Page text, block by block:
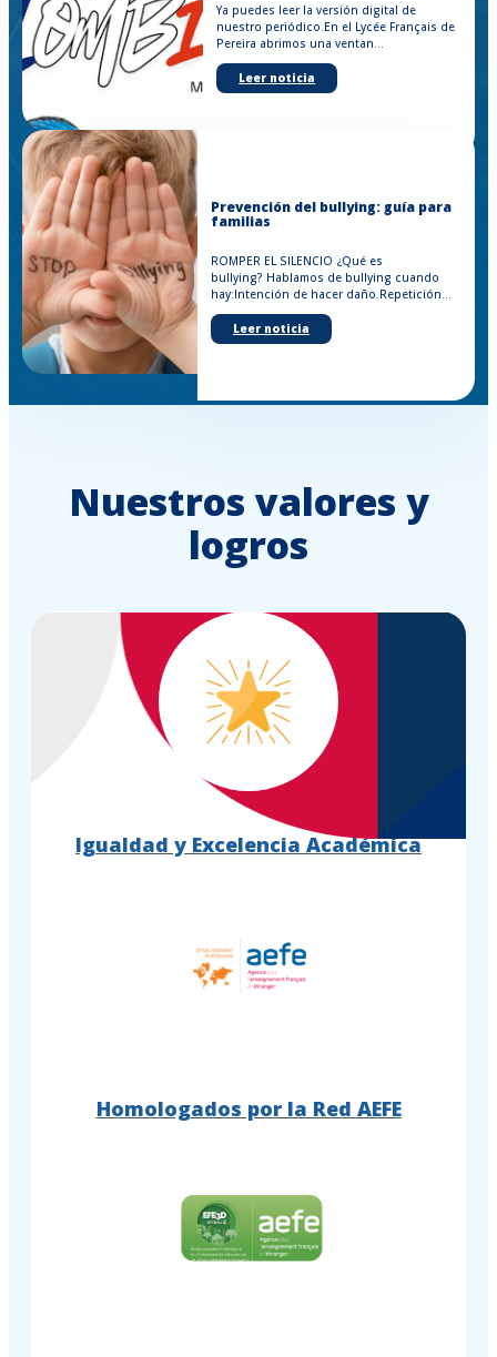
Ya puedes leer la versión digital de
nuestro periódico.En el Lycée Français de
Pereira abrimos una ventan...
Leer noticia
Prevención del bullying: guía para
familias
ROMPER EL SILENCIO ¿Qué es
bullying? Hablamos de bullying cuando
hay:Intención de hacer daño.Repetición...
Leer noticia
Nuestros valores y
logros
Igualdad y Excelencia Académica
Homologados por la Red AEFE